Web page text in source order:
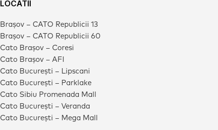
LOCATII
Brașov – CATO Republicii 13
Brașov – CATO Republicii 60
Cato Brașov – Coresi
Cato Brașov – AFI
Cato București – Lipscani
Cato București – Parklake
Cato Sibiu Promenada Mall
Cato București – Veranda
Cato București – Mega Mall